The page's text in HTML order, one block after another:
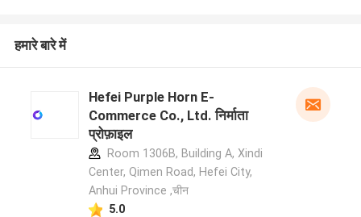
हमारे बारे में
Hefei Purple Horn E-
Commerce Co., Ltd. निर्माता
प्रोफ़ाइल
Room 1306B, Building A, Xindi
Center, Qimen Road, Hefei City,
Anhui Province ,चीन
5.0